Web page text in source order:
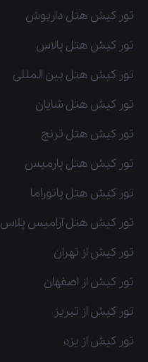
تور کیش هتل داریوش
تور کیش هتل پالاس
تور کیش هتل بین المللی
تور کیش هتل شایان
تور کیش هتل ترنج
تور کیش هتل پارمیس
تور کیش هتل پانوراما
تور کیش هتل آرامیس پلاس
تور کیش از تهران
تور کیش از اصفهان
تور کیش از تبریز
تور کیش از یزد